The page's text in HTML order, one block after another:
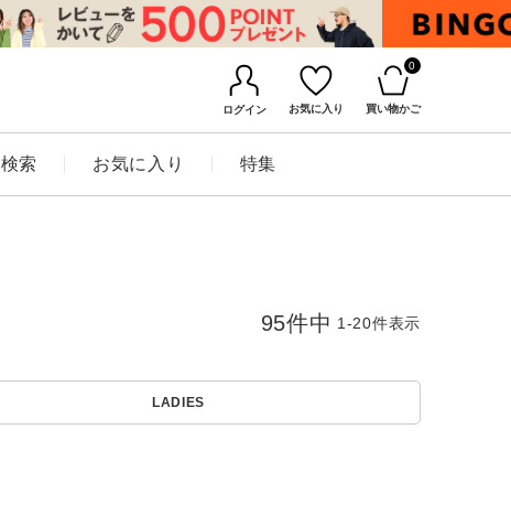
ログイン お気に入り
0
買い物かご
検索 お気に入り 特集
LADIES
95件中 1-20件表示